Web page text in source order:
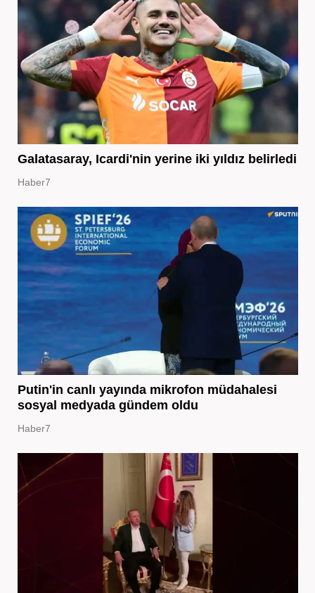
Galatasaray, Icardi'nin yerine iki yıldız belirledi
Haber7
Putin'in canlı yayında mikrofon müdahalesi
sosyal medyada gündem oldu
Haber7